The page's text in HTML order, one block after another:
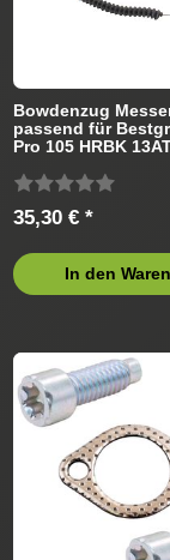
Bowdenzug
passend für
Pro 105 HRBK
35,30 € *
In den